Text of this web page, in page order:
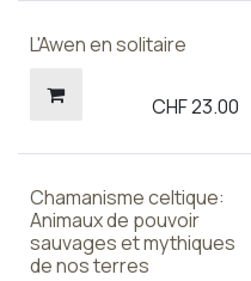
L'Awen en solitaire
CHF23.00
Chamanisme celtique:
Animaux de pouvoir
sauvages et mythiques
de nos terres